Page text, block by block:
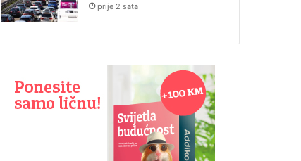
prije 2 sata